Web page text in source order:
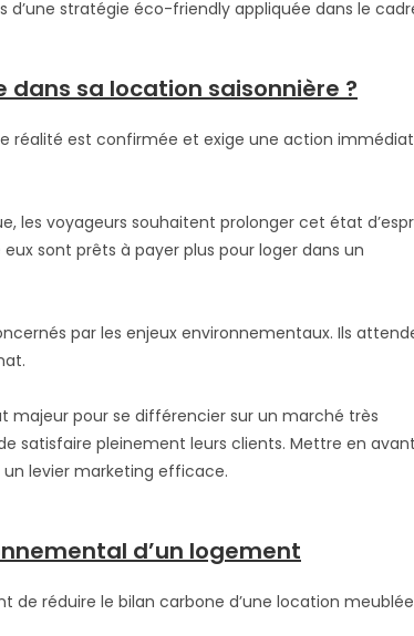
stratégie éco-friendly appliquée dans le
sa location saisonnière ?
réalité est confirmée et exige une action
les voyageurs souhaitent prolonger cet état
sont prêts à payer plus pour loger dans un
par les enjeux environnementaux. Ils
majeur pour se différencier sur un marché très
satisfaire pleinement leurs clients. Mettre en avant
levier marketing efficace.
d’un logement
réduire le bilan carbone d’une location